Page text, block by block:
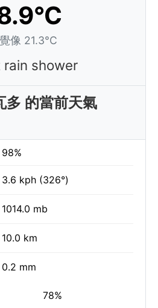
像 21.3°C
rain shower
多 的當前天氣
98%
3.6 kph (326°)
1014.0 mb
10.0 km
0.2 mm
78%